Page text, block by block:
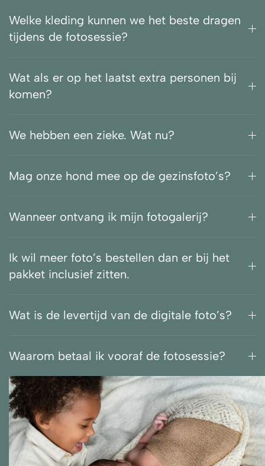
Welke kleding kunnen we het beste dragen
tijdens de fotosessie?
Wat als er op het laatst extra personen bij
komen?
We hebben een zieke. Wat nu?
Mag onze hond mee op de gezinsfoto’s?
Wanneer ontvang ik mijn fotogalerij?
Ik wil meer foto’s bestellen dan er bij het
pakket inclusief zitten.
Wat is de levertijd van de digitale foto’s?
Waarom betaal ik vooraf de fotosessie?